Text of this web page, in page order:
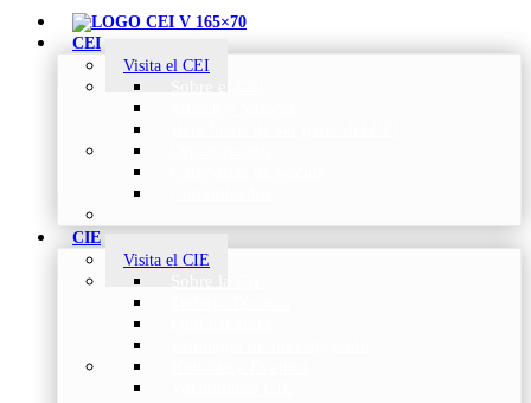
CEI
Visita el CEI
CIE
Visita el CIE